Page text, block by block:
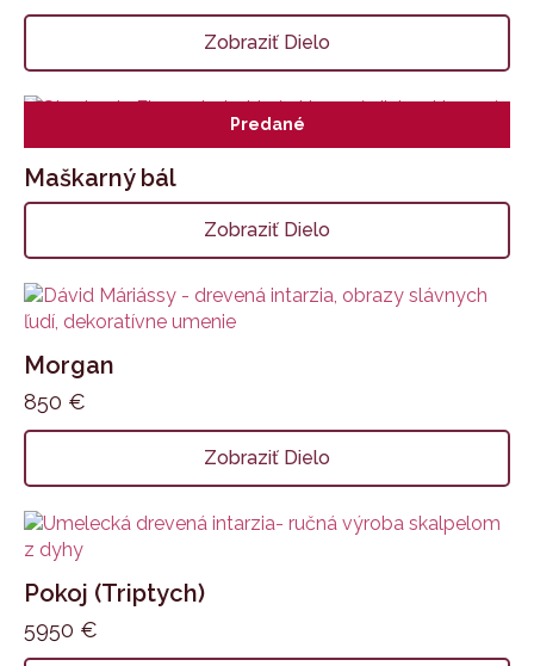
Zobraziť Dielo
Predané
Maškarný bál
Zobraziť Dielo
Morgan
850 €
Zobraziť Dielo
Pokoj (Triptych)
5950 €